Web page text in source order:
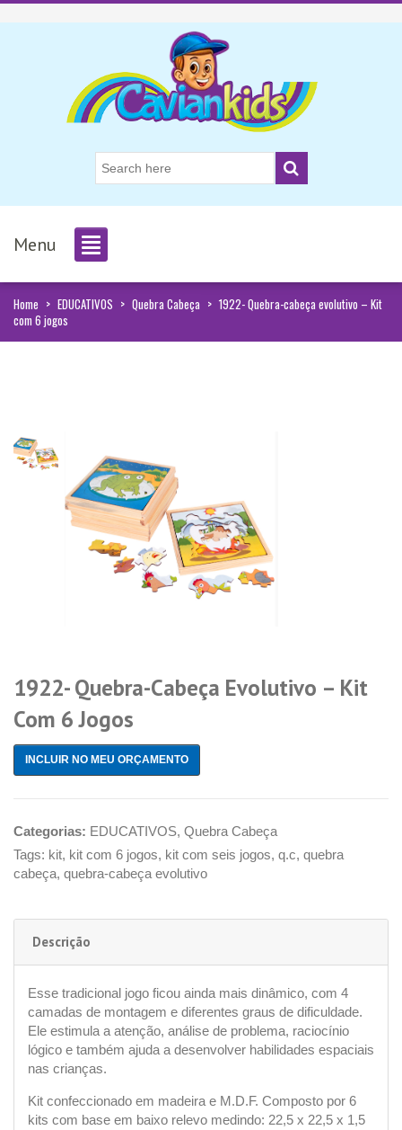
Menu
Home > EDUCATIVOS > Quebra Cabeça > 1922- Quebra-cabeça evolutivo – Kit
com 6 jogos
1922- Quebra-Cabeça Evolutivo – Kit
Com 6 Jogos
INCLUIR NO MEU ORÇAMENTO
Categorias: EDUCATIVOS, Quebra Cabeça
Tags: kit, kit com 6 jogos, kit com seis jogos, q.c, quebra
cabeça, quebra-cabeça evolutivo
Descrição
Esse tradicional jogo ficou ainda mais dinâmico, com 4
camadas de montagem e diferentes graus de dificuldade.
Ele estimula a atenção, análise de problema, raciocínio
lógico e também ajuda a desenvolver habilidades espaciais
nas crianças.
Kit confeccionado em madeira e M.D.F. Composto por 6
kits com base em baixo relevo medindo: 22,5 x 22,5 x 1,5